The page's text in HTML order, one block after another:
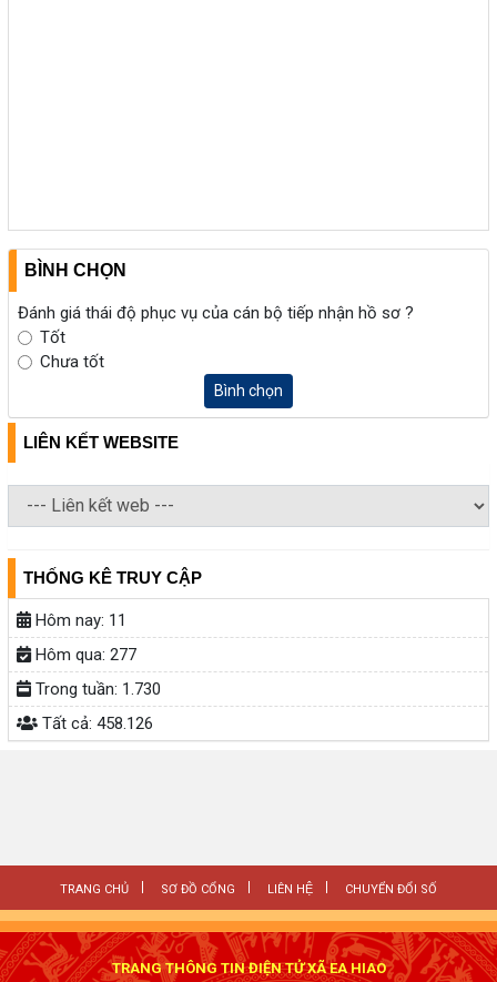
BÌNH CHỌN
Đánh giá thái độ phục vụ của cán bộ tiếp nhận hồ sơ ?
Tốt
Chưa tốt
Bình chọn
LIÊN KẾT WEBSITE
THỐNG KÊ TRUY CẬP
Hôm nay: 11
Hôm qua: 277
Trong tuần: 1.730
Tất cả: 458.126
TRANG CHỦ SƠ ĐỒ CỔNG LIÊN HỆ CHUYỂN ĐỔI SỐ
TRANG THÔNG TIN ĐIỆN TỬ XÃ EA HIAO